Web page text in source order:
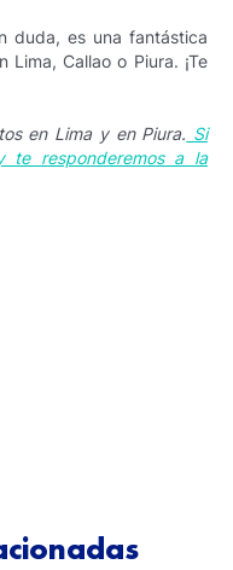
duda, es una fantástica
Callao o Piura. ¡Te
en Lima y en Piura. Si
te responderemos a la